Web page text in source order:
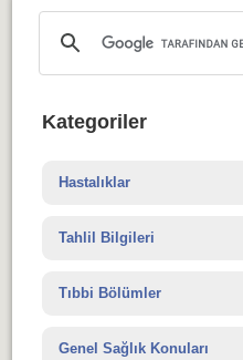
Kategoriler
Hastalıklar
Tahlil Bilgileri
Tıbbi Bölümler
Genel Sağlık Konuları